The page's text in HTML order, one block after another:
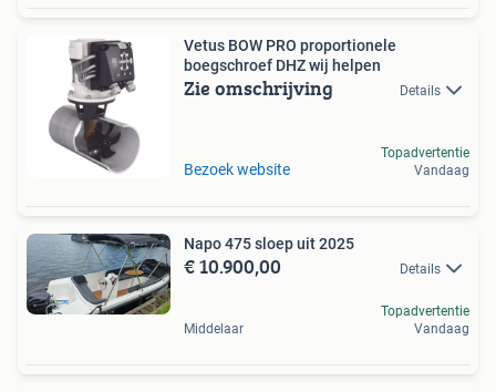
Vetus BOW PRO proportionele
boegschroef DHZ wij helpen
Zie omschrijving Details
Bezoek website
Topadvertentie
Vandaag
Napo 475 sloep uit 2025
€ 10.900,00 Details
Middelaar
Topadvertentie
Vandaag